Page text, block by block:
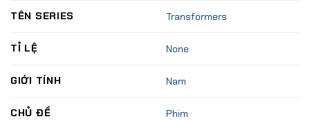
TÊN SERIES Transformers
TỈ LỆ None
GIỚI TÍNH Nam
CHỦ ĐỀ Phim